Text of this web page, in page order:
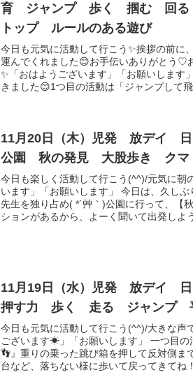
育 ジャンプ 歩く 掴む 回る
トップ ルールのある遊び
今日も元気に活動して行こう✨挨拶の前に
運んでくれました😊お手伝いありがとう♡
✨「おはようございます」「お願いします
きました😊1つ目の活動は「ジャンプして飛
11月20日（木）児発 放デイ
公園 秋の発見 大股歩き ク
今日も楽しく活動して行こう(^^)/元気に朝
います」「お願いします」 今日は、久しぶ
先生を独り占め( *´艸｀)公園に行って、【
ションがあるから、よーく聞いて出発しよ
11月19日（水）児発 放デイ
押す力 歩く 走る ジャンプ
今日も元気に活動して行こう(^^)/大きな声
ございます☀」「お願いします」 一つ目の
👣』重りの乗った跳び箱を押して反対側ま
台など、落ちない様に歩いて戻ってきてね